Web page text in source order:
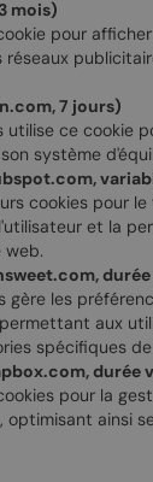
mois)
pour
7 jours)
utilise ce cookie
système
cookies pour
et la
web.
gère les
aux
spécifiques de
durée
pour la
optimisant ainsi